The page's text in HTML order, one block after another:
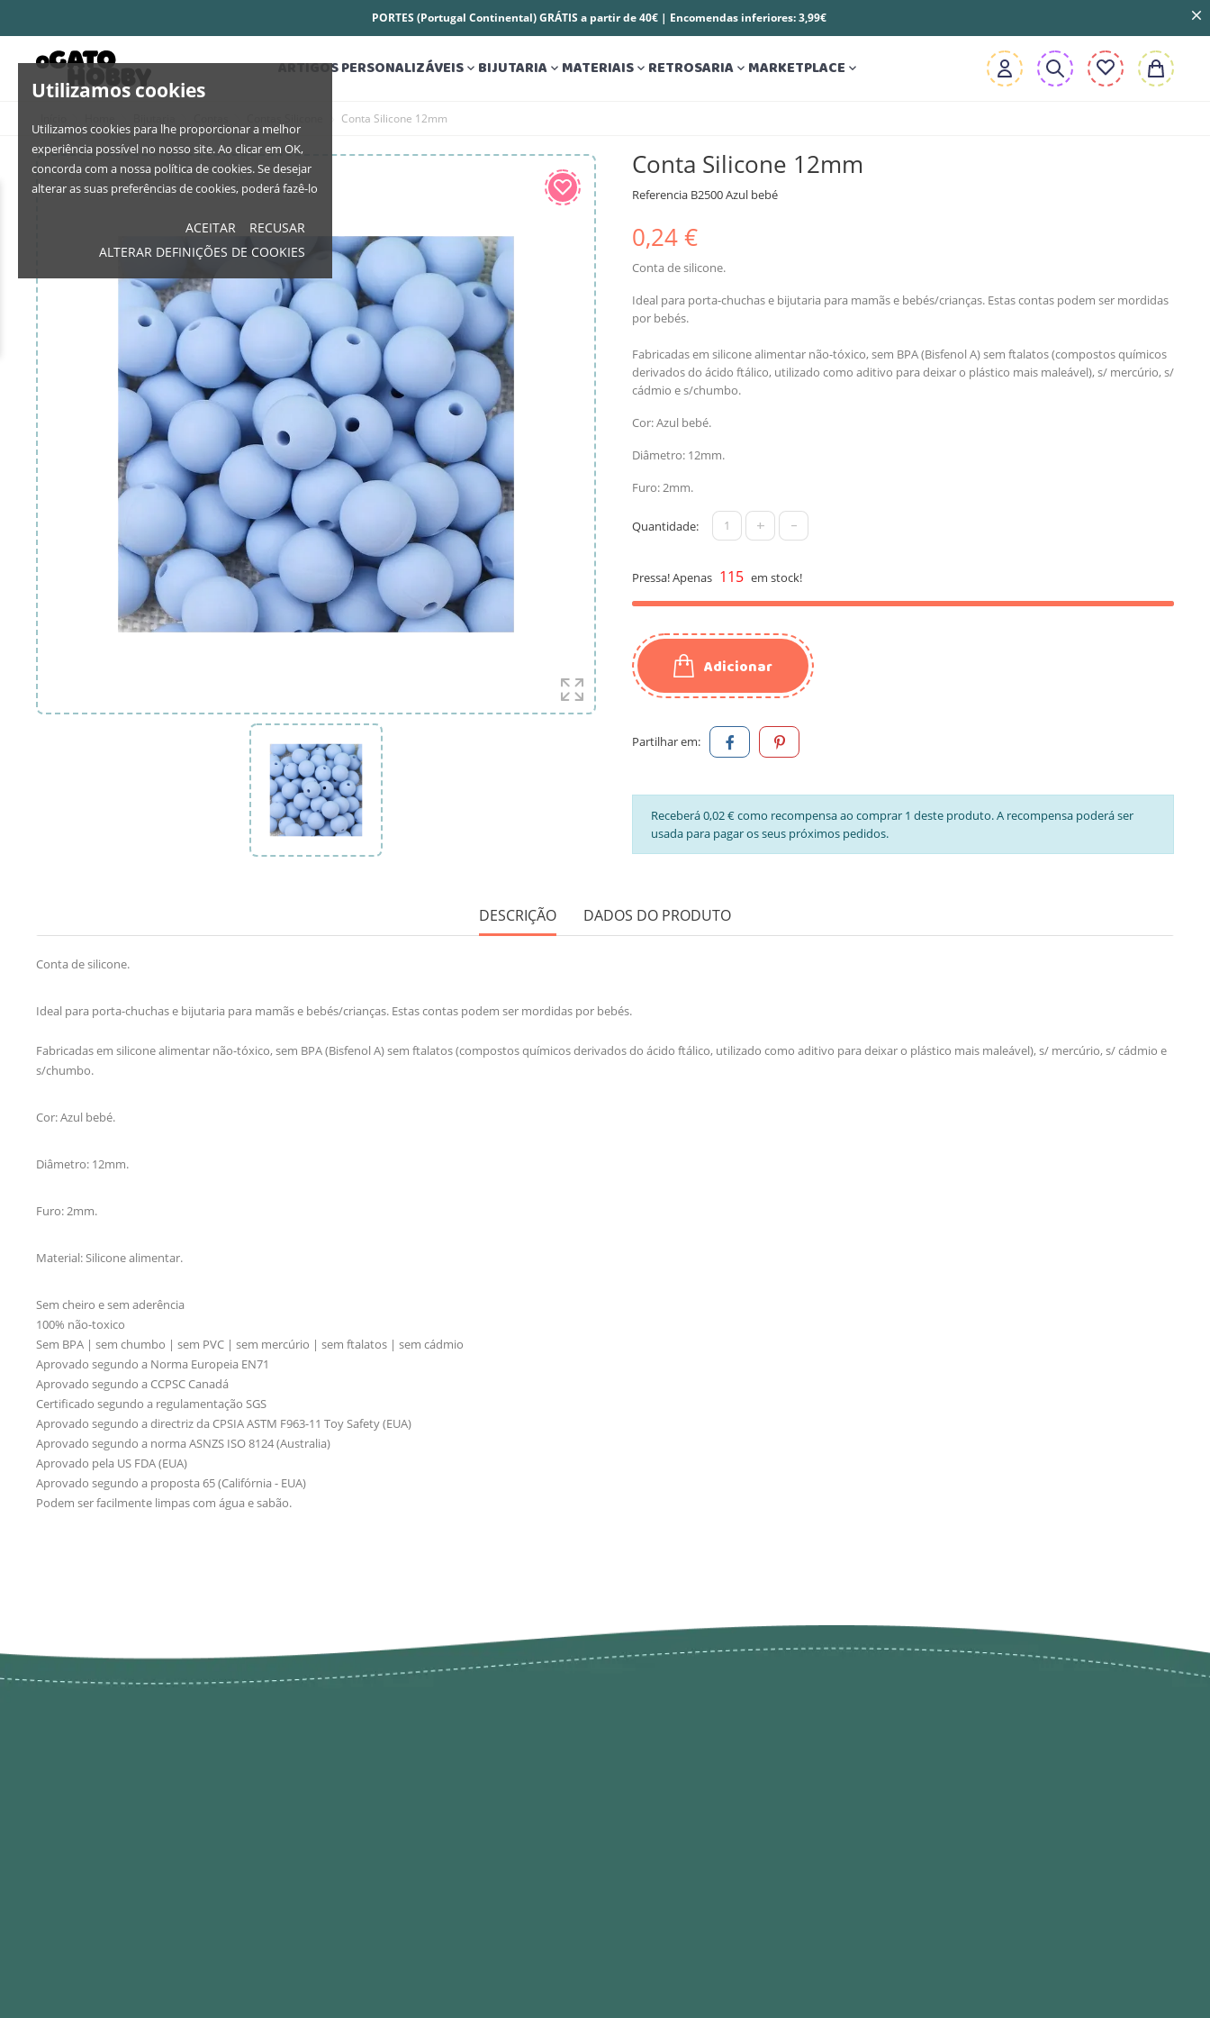
Utilizamos cookies
Utilizamos cookies para lhe proporcionar a melhor
experiência possível no nosso site. Ao clicar em OK,
concorda com a nossa política de cookies. Se desejar
alterar as suas preferências de cookies, poderá fazê-lo
ACEITAR
RECUSAR
ALTERAR DEFINIÇÕES DE COOKIES
PORTES (Portugal Continental) GRÁTIS a partir de 40€ | Encomendas inferiores: 3,99€
ARTIGOS PERSONALIZÁVEIS BIJUTARIA MATERIAIS RETROSARIA MARKETPLACE 
Conta Silicone 12mm
Conta Silicone 12mm
Referencia B2500 Azul bebé
0,24 €
Conta de silicone.
Ideal para porta-chuchas e bijutaria para mamãs e bebés/crianças. Estas contas podem ser mordidas
por bebés.
Fabricadas em silicone alimentar não-tóxico, sem BPA (Bisfenol A) sem ftalatos (compostos químicos
derivados do ácido ftálico, utilizado como aditivo para deixar o plástico mais maleável), s/ mercúrio, s/
cádmio e s/chumbo.
Cor: Azul bebé.
Diâmetro: 12mm.
Furo: 2mm.
Quantidade: + -
Pressa! Apenas 115 em stock!
Adicionar
Partilhar em:
Receberá 0,02 € como recompensa ao comprar 1 deste produto. A recompensa poderá ser
usada para pagar os seus próximos pedidos.
DESCRIÇÃO DADOS DO PRODUTO
Conta de silicone.
Ideal para porta-chuchas e bijutaria para mamãs e bebés/crianças. Estas contas podem ser mordidas por bebés.
Fabricadas em silicone alimentar não-tóxico, sem BPA (Bisfenol A) sem ftalatos (compostos químicos derivados do ácido ftálico, utilizado como aditivo para deixar o plástico mais maleável), s/ mercúrio, s/ cádmio e
s/chumbo.
Cor: Azul bebé.
Diâmetro: 12mm.
Furo: 2mm.
Material: Silicone alimentar.
Sem cheiro e sem aderência
100% não-toxico
Sem BPA | sem chumbo | sem PVC | sem mercúrio | sem ftalatos | sem cádmio
Aprovado segundo a Norma Europeia EN71
Aprovado segundo a CCPSC Canadá
Certificado segundo a regulamentação SGS
Aprovado segundo a directriz da CPSIA ASTM F963-11 Toy Safety (EUA)
Aprovado segundo a norma ASNZS ISO 8124 (Australia)
Aprovado pela US FDA (EUA)
Aprovado segundo a proposta 65 (Califórnia - EUA)
Podem ser facilmente limpas com água e sabão.